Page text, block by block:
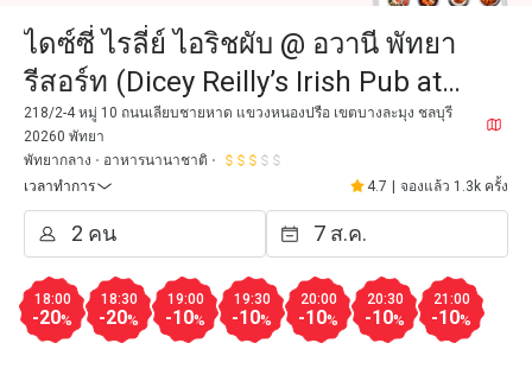
ไดซ์ซี่ ไรลี่ย์ ไอริชผับ @ อวานี พัทยา
รีสอร์ท (Dicey Reilly’s Irish Pub at
Avani Pattaya Resort)
218/2-4 หมู่ 10 ถนนเลียบชายหาด แขวงหนองปรือ เขตบางละมุง ชลบุรี
20260 พัทยา
พัทยากลาง
อาหารนานาชาติ
เวลาทำการ
4.7 จองแล้ว 1.3k ครั้ง
18:00
-20%
18:30
-20%
19:00
-10%
19:30
-10%
20:00
-10%
20:30
-10%
21:00
-10%